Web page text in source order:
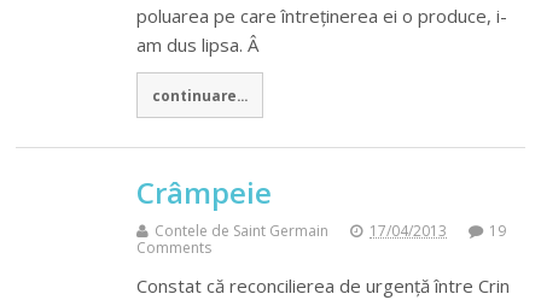
poluarea pe care întreținerea ei o produce, i-
am dus lipsa. Â
continuare...
Crâmpeie
Contele de Saint Germain 17/04/2013
19
Comments
Constat că reconcilierea de urgență între Crin